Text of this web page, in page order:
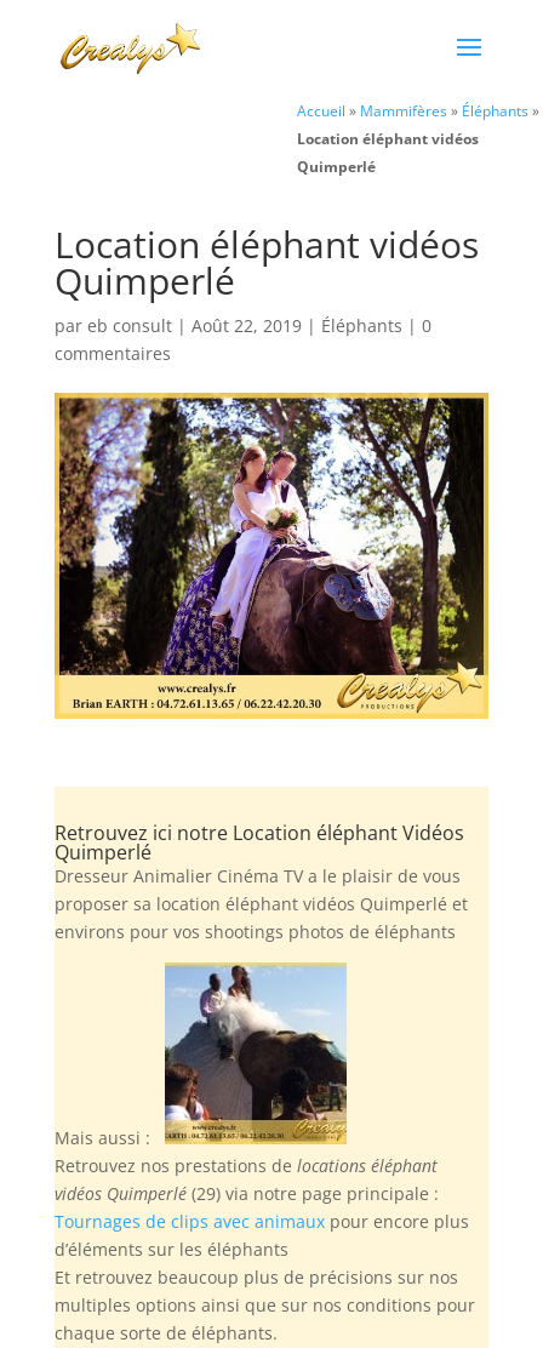
Accueil » Mammifères» Éléphants»
Location éléphant vidéos
Quimperlé
Location éléphant vidéos
Quimperlé
par eb consult| Août 22, 2019| Éléphants | 0
commentaires
Retrouvez ici notre Location éléphant Vidéos
Quimperlé
Dresseur Animalier Cinéma TV a le plaisir de vous
proposer sa location éléphant vidéos Quimperlé et
environs pour vos shootings photos de éléphants
Mais aussi :
Retrouvez nos prestations de locations éléphant
vidéos Quimperlé(29) via notre page principale :
Tournages de clips avec animauxpour encore plus
d’éléments sur les éléphants
Et retrouvez beaucoup plus de précisions sur nos
multiples options ainsi que sur nos conditions pour
chaque sorte de éléphants.